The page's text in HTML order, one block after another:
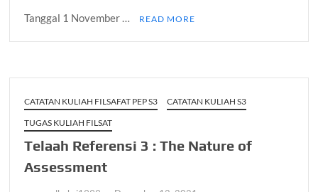
Tanggal 1 November …
READ MORE
CATATAN KULIAH FILSAFAT PEP S3
CATATAN KULIAH S3
TUGAS KULIAH FILSAT
Telaah Referensi 3 : The Nature of
Assessment